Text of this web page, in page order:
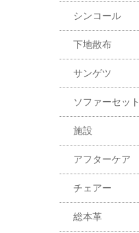
シンコール
下地散布
サンゲツ
ソファーセット
施設
アフターケア
チェアー
総本革